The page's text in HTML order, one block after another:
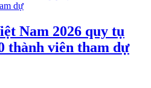
Nam 2026 quy tụ
thành viên tham dự